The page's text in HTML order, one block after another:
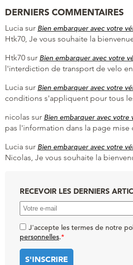
DERNIERS COMMENTAIRES
Lucia sur Bien embarquer avec votre
Htk70, Je vous souhaite la
Htk70 sur Bien embarquer avec votre
l'interdiction de transport de velo
Lucia sur Bien embarquer avec votre
conditions s'appliquent pour tous
nicolas sur Bien embarquer avec votre
pas l'information dans la page
Lucia sur Bien embarquer avec votre
Nicolas, Je vous souhaite la
RECEVOIR LES DERNIERS
J'accepte les termes de notre
personnelles.*